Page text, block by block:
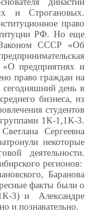
и Строгановых.
право
РФ. Но еще
Законом СССР «Об
«О предприятиях и
право граждан на
сегодняшний день в
бизнеса, из
студентов
1К-1,1К-3.
Сергеевна
некоторые
деятельности.
регионов:
Баранова
факты были о
3) и Александре
и познавательно.